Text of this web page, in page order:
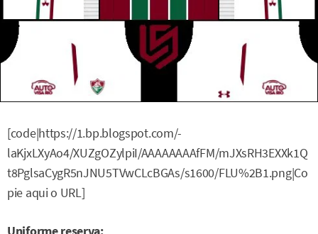
[code|https://1.bp.blogspot.com/-
laKjxLXyAo4/XUZgOZylpiI/AAAAAAAAfFM/mJXsRH3EXXk1Q
t8PglsaCygR5nJNU5TVwCLcBGAs/s1600/FLU%2B1.png|Co
pie aqui o URL]